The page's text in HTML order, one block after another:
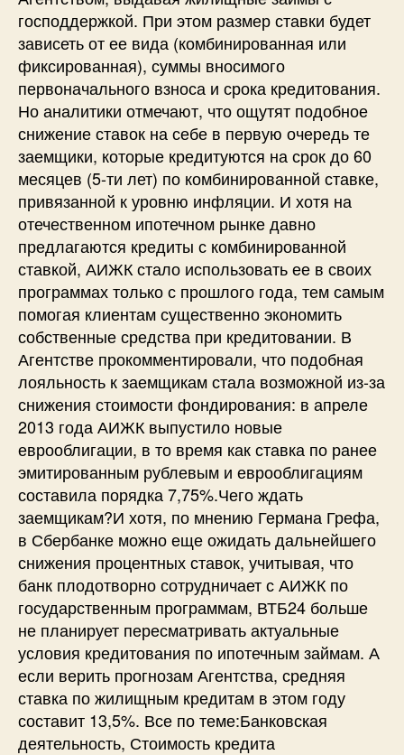
господдержкой. При этом размер ставки будет
зависеть от ее вида (комбинированная или
фиксированная), суммы вносимого
первоначального взноса и срока кредитования.
Но аналитики отмечают, что ощутят подобное
снижение ставок на себе в первую очередь те
заемщики, которые кредитуются на срок до 60
месяцев (5-ти лет) по комбинированной ставке,
привязанной к уровню инфляции. И хотя на
отечественном ипотечном рынке давно
предлагаются кредиты с комбинированной
ставкой, АИЖК стало использовать ее в своих
программах только с прошлого года, тем самым
помогая клиентам существенно экономить
собственные средства при кредитовании. В
Агентстве прокомментировали, что подобная
лояльность к заемщикам стала возможной из-за
снижения стоимости фондирования: в апреле
2013 года АИЖК выпустило новые
еврооблигации, в то время как ставка по ранее
эмитированным рублевым и еврооблигациям
составила порядка 7,75%.Чего ждать
заемщикам?И хотя, по мнению Германа Грефа,
в Сбербанке можно еще ожидать дальнейшего
снижения процентных ставок, учитывая, что
банк плодотворно сотрудничает с АИЖК по
государственным программам, ВТБ24 больше
не планирует пересматривать актуальные
условия кредитования по ипотечным займам. А
если верить прогнозам Агентства, средняя
ставка по жилищным кредитам в этом году
составит 13,5%. Все по теме:Банковская
деятельность, Стоимость кредита